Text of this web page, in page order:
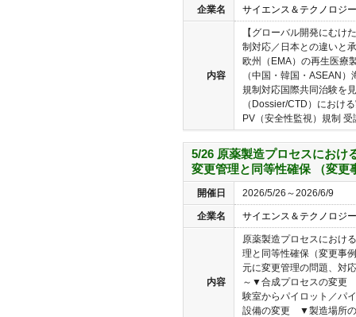
企業名 サイエンス＆テクノロジ
内容
【グローバル開発にむけ
制対応／日本との違いと
欧州（EMA）の再生医療
（中国・韓国・ASEAN
規制対応国際共同治験を
（Dossier/CTD）におけ
PV（安全性監視）規制 受
5/26 原薬製造プロセスにおけ
変更管理と同等性確保 （変更
開催日 2026/5/26～2026/6/9
企業名 サイエンス＆テクノロジ
内容
原薬製造プロセスにおけ
理と同等性確保（変更事
元に変更管理の問題、対
～▼合成プロセスの変更
験室からパイロット／パ
設備の変更 ▼製造場所の